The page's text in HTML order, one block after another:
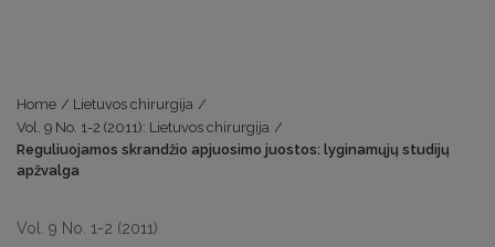
Home / Lietuvos chirurgija /
Vol. 9 No. 1-2 (2011): Lietuvos chirurgija /
Reguliuojamos skrandžio apjuosimo juostos: lyginamųjų studijų
apžvalga
Vol. 9 No. 1-2 (2011)